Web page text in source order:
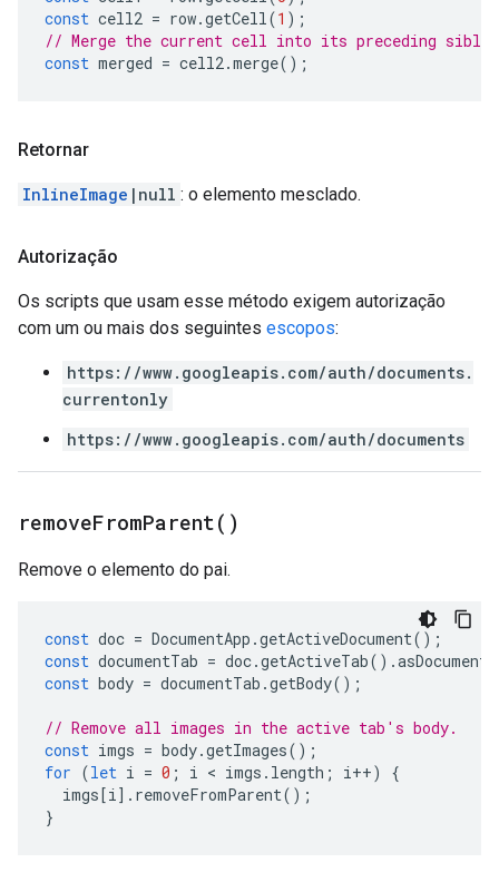
const cell2 = row.getCell(1 );
// Merge the current cell into its preceding
const merged = cell2.merge();
Retornar
InlineImage |null : o elemento mesclado.
Autorização
Os scripts que usam esse método exigem autorização
com um ou mais dos seguintes escopos:
https://www.googleapis.com/auth/documents.
currentonly
https://www.googleapis.com/auth/documents
removeFromParent( )
Remove o elemento do pai.
const doc = DocumentApp .getActiveDocument();
const documentTab = doc.getActiveTab().
const body = documentTab .getBody();
// Remove all images in the active tab's body.
const imgs = body.getImages();
for (let i = 0 ; i < imgs . length ; i++)
{
imgs[i]. removeFromParent();
}